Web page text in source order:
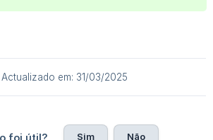
Actualizado em: 31/03/2025
foi útil? Sim Não